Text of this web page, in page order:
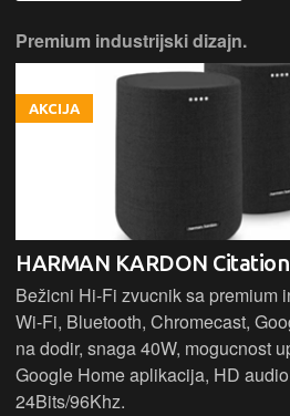
Premium industrijski dizajn.
AKCIJA
HARMAN KARDON
Bežicni Hi-Fi zvucnik sa premium
Wi-Fi, Bluetooth, Chromecast,
na dodir, snaga 40W, mogucnost
Google Home aplikacija, HD
24Bits/96Khz.